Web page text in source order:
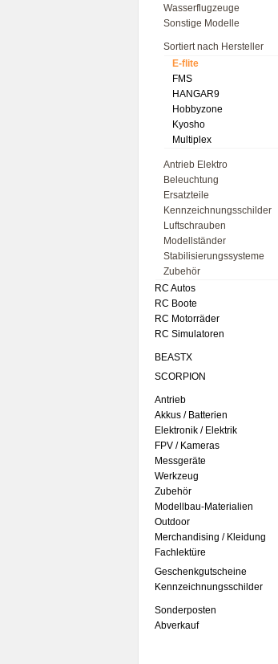
Wasserflugzeuge
Sonstige Modelle
Sortiert nach Hersteller
E-flite
FMS
HANGAR9
Hobbyzone
Kyosho
Multiplex
Antrieb Elektro
Beleuchtung
Ersatzteile
Kennzeichnungsschilder
Luftschrauben
Modellständer
Stabilisierungssysteme
Zubehör
RC Autos
RC Boote
RC Motorräder
RC Simulatoren
BEASTX
SCORPION
Antrieb
Akkus / Batterien
Elektronik / Elektrik
FPV / Kameras
Messgeräte
Werkzeug
Zubehör
Modellbau-Materialien
Outdoor
Merchandising / Kleidung
Fachlektüre
Geschenkgutscheine
Kennzeichnungsschilder
Sonderposten
Abverkauf